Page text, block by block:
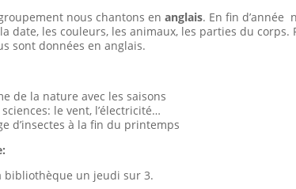
nous chantons enanglais. En fin d’année
date, les couleurs, les animaux, les parties du corps.
sont données en anglais.
de la nature avec les saisons
le vent, l’électricité…
d’insectes à la fin du printemps
bibliothèque un jeudi sur 3.